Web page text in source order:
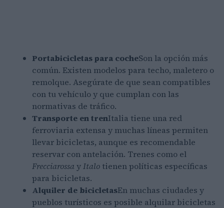
Portabicicletas para cocheSon la opción más
común. Existen modelos para techo, maletero o
remolque. Asegúrate de que sean compatibles
con tu vehículo y que cumplan con las
normativas de tráfico.
Transporte en trenItalia tiene una red
ferroviaria extensa y muchas líneas permiten
llevar bicicletas, aunque es recomendable
reservar con antelación. Trenes como el
FrecciarossayItalo tienen políticas específicas
para bicicletas.
Alquiler de bicicletasEn muchas ciudades y
pueblos turísticos es posible alquilar bicicletas